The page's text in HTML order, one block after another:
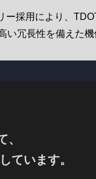
ー採用により、
い冗長性を備えた機
、
ています。